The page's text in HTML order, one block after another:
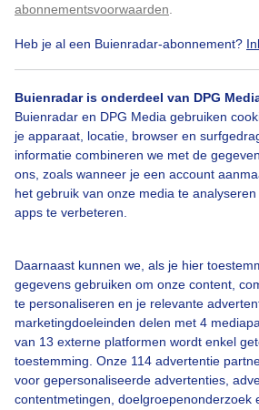
abonnementsvoorwaarden
Heb je al een Buienradar-abonnement?
Buienradar is onderdeel van DPG
Buienradar en DPG Media gebruiken
je apparaat, locatie, browser en
informatie combineren we met de
ons, zoals wanneer je een account
het gebruik van onze media te
apps te verbeteren.
Daarnaast kunnen we, als je hier
gegevens gebruiken om onze content,
te personaliseren en je relevante
marketingdoeleinden delen met 4
van 13 externe platformen wordt enkel
toestemming. Onze 114 advertentie
voor gepersonaliseerde advertenties,
contentmetingen, doelgroepenonderzoek
Door: Zwitserw Gemaakt: 09-07-2025, 121x
Zeilen Zomer Wind
Bekijk slideshow
Een moment geduld